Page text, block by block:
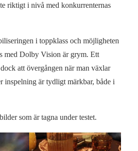
riktigt i nivå med konkurrenternas
i toppklass och möjligheten
med Dolby Vision är grym. Ett
att övergången när man växlar
inspelning är tydligt märkbar, både i
som är tagna under testet.